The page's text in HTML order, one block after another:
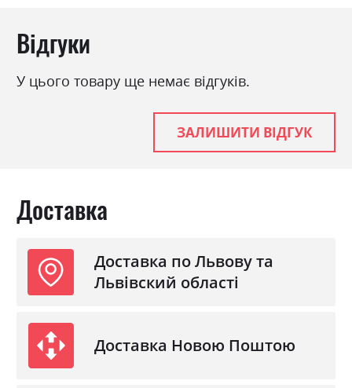
Відгуки
У цього товару ще немає відгуків.
ЗАЛИШИТИ ВІДГУК
Доставка
Доставка по Львову та
Львівский області
Доставка Новою Поштою